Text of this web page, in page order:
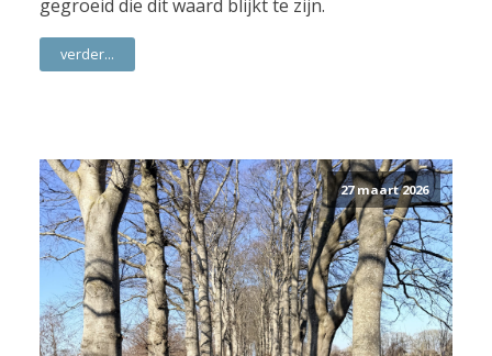
gegroeid die dit waard blijkt te zijn.
verder...
27 maart 2026